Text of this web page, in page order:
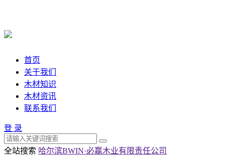
首页
关于我们
木材知识
木材资讯
联系我们
登 录
全站搜索 哈尔滨BWIN·必赢木业有限责任公司